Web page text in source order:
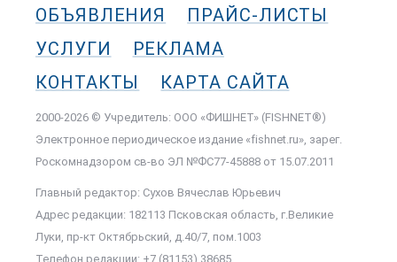
ОБЪЯВЛЕНИЯ
ПРАЙС-ЛИСТЫ
УСЛУГИ
РЕКЛАМА
КОНТАКТЫ
КАРТА САЙТА
2000-2026 © Учредитель: ООО «ФИШНЕТ» (FISHNET®)
Электронное периодическое издание «fishnet.ru», зарег.
Роскомнадзором cв-во ЭЛ №ФС77-45888 от 15.07.2011
Главный редактор: Сухов Вячеслав Юрьевич
Адрес редакции: 182113 Псковская область, г.Великие
Луки, пр-кт Октябрьский, д.40/7, пом.1003
Телефон редакции: +7 (81153) 38685